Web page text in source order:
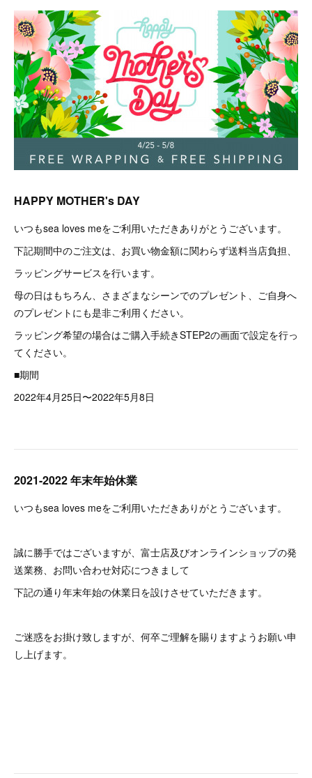
HAPPY MOTHER's DAY
いつもsea loves meをご利用いただきありがとうございます。
下記期間中のご注文は、お買い物金額に関わらず送料当店負担、
ラッピングサービスを行います。
母の日はもちろん、さまざまなシーンでのプレゼント、ご自身へ
のプレゼントにも是非ご利用ください。
ラッピング希望の場合はご購入手続きSTEP2の画面で設定を行っ
てください。
■期間
2022年4月25日〜2022年5月8日
2021-2022 年末年始休業
いつもsea loves meをご利用いただきありがとうございます。
誠に勝手ではございますが、富士店及びオンラインショップの発
送業務、お問い合わせ対応につきまして
下記の通り年末年始の休業日を設けさせていただきます。
ご迷惑をお掛け致しますが、何卒ご理解を賜りますようお願い申
し上げます。